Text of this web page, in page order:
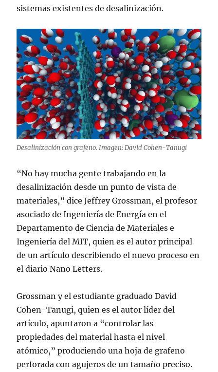
sistemas existentes de desalinización.
Desalinización con grafeno. Imagen: David Cohen-Tanugi
“No hay mucha gente trabajando en la
desalinización desde un punto de vista de
materiales,” dice Jeffrey Grossman, el profesor
asociado de Ingeniería de Energía en el
Departamento de Ciencia de Materiales e
Ingeniería del MIT, quien es el autor principal
de un artículo describiendo el nuevo proceso en
el diario Nano Letters.
Grossman y el estudiante graduado David
Cohen-Tanugi, quien es el autor líder del
artículo, apuntaron a “controlar las
propiedades del material hasta el nivel
atómico,” produciendo una hoja de grafeno
perforada con agujeros de un tamaño preciso.